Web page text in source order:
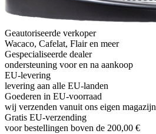
Geautoriseerde verkoper
Wacaco, Cafelat, Flair en meer
Gespecialiseerde dealer
ondersteuning voor en na aankoop
EU-levering
levering aan alle EU-landen
Goederen in EU-voorraad
wij verzenden vanuit ons eigen magazijn
Gratis EU-verzending
voor bestellingen boven de 200,00 €